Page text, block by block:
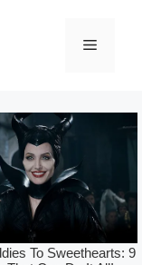
Menu